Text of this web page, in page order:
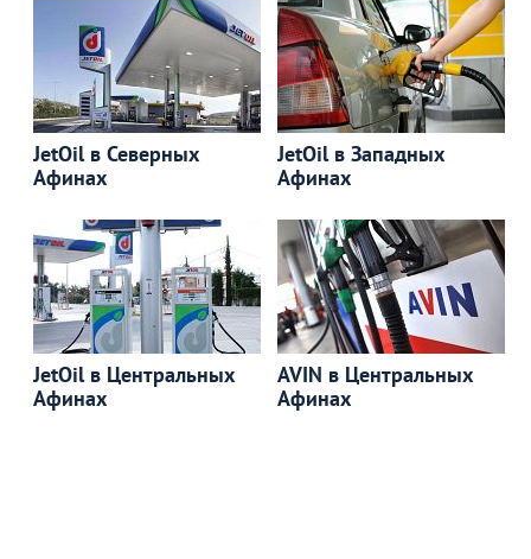
JetOil в Северных
Афинах
JetOil в Западных
Афинах
JetOil в Центральных
Афинах
AVIN в Центральных
Афинах